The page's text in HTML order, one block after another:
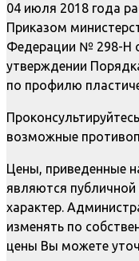
04 июля 2018 года
Приказом
Федерации № 298-Н
утверждении
по профилю
возможные
Цены, приведенные
являются
характер.
изменять по
цены Вы можете